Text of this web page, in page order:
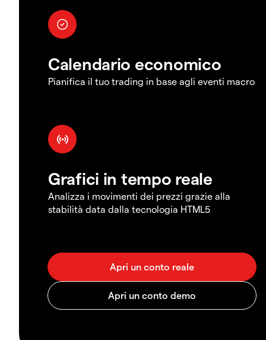
Calendario economico
Pianifica il tuo trading in base agli eventi macro
Grafici in tempo reale
Analizza i movimenti dei prezzi grazie alla
stabilità data dalla tecnologia HTML5